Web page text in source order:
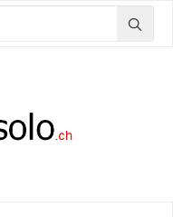
for: